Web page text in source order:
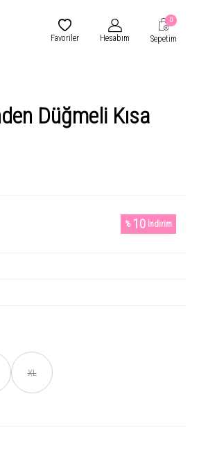
Favoriler Hesabım
0
Sepetim
Düğmeli Kısa
%10 İndirim
XL
incelendi!